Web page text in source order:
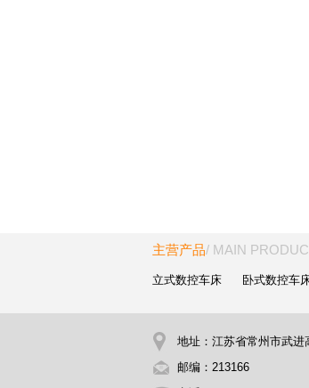
主营产品/ MAIN
立式数控车床 卧式数控车
地址：江苏省常州市武
邮编：213166